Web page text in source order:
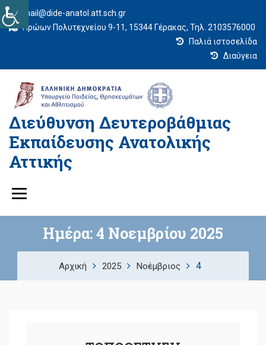
mail@dide-anatol.att.sch.gr
Ηρώων Πολυτεχνείου 9-11, 15344 Γέρακας, Τηλ. 2103576000
Παλιά ιστοσελίδα
Διαύγεια
Διεύθυνση Δευτεροβάθμιας
Εκπαίδευσης Ανατολικής
Αττικής
Ημέρα:4 Νοεμβρίου 2025
Αρχική 2025 Νοέμβριος 4